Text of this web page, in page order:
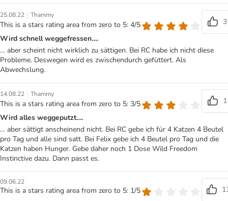
25.08.22 | Thammy
This is a stars rating area from zero to 5: 4/5
3
Wird schnell weggefressen….
… aber scheint nicht wirklich zu sättigen. Bei RC habe ich nicht diese
Probleme. Deswegen wird es zwischendurch gefüttert. Als
Abwechslung.
14.08.22 | Thammy
This is a stars rating area from zero to 5: 3/5
1
Wird alles weggeputzt….
… aber sättigt anscheinend nicht. Bei RC gebe ich für 4 Katzen 4 Beutel
pro Tag und alle sind satt. Bei Felix gebe ich 4 Beutel pro Tag und die
Katzen haben Hunger. Gebe daher noch 1 Dose Wild Freedom
Instinctive dazu. Dann passt es.
09.06.22
This is a stars rating area from zero to 5: 1/5